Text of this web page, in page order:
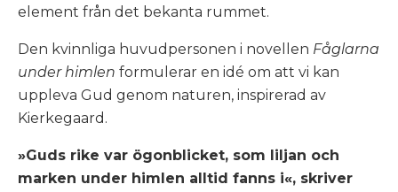
element från det bekanta rummet.
Den kvinnliga huvudpersonen i novellen Fåglarna
under himlen formulerar en idé om att vi kan
uppleva Gud genom naturen, inspirerad av
Kierkegaard.
»Guds rike var ögonblicket, som liljan och
marken under himlen alltid fanns i«, skriver